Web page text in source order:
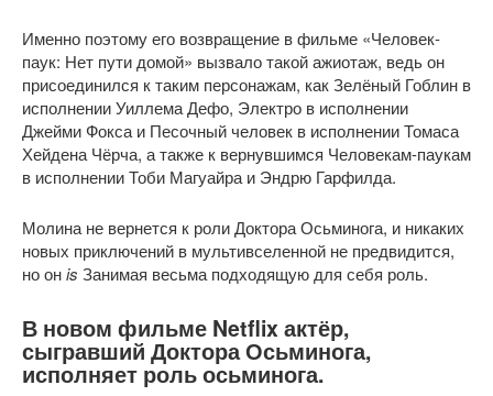
Именно поэтому его возвращение в фильме «Человек-
паук: Нет пути домой» вызвало такой ажиотаж, ведь он
присоединился к таким персонажам, как Зелёный Гоблин в
исполнении Уиллема Дефо, Электро в исполнении
Джейми Фокса и Песочный человек в исполнении Томаса
Хейдена Чёрча, а также к вернувшимся Человекам-паукам
в исполнении Тоби Магуайра и Эндрю Гарфилда.
Молина не вернется к роли Доктора Осьминога, и никаких
новых приключений в мультивселенной не предвидится,
но онis Занимая весьма подходящую для себя роль.
В новом фильме Netflix актёр,
сыгравший Доктора Осьминога,
исполняет роль осьминога.